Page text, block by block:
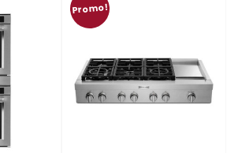
Promo!